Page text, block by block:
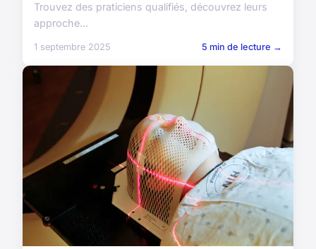
Trouvez des praticiens qualifiés, découvrez leurs
approche...
1 septembre 2025 5 min de lecture →